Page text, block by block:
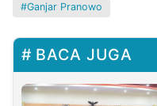
Ganjar Pranowo
BACA JUGA